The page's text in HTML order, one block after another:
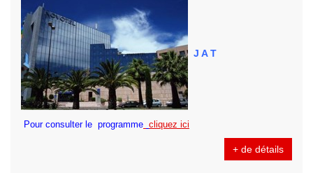
J A T
Pour consulter le programme cliquez ici
+ de détails